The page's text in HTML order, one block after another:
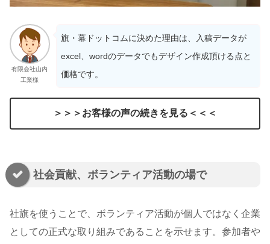
有限会社山内
工業様
旗・幕ドットコムに決めた理由は、入稿データが
excel、wordのデータでもデザイン作成頂ける点と
価格です。
＞＞＞お客様の声の続きを見る＜＜＜
社会貢献、ボランティア活動の場で
社旗を使うことで、ボランティア活動が個人ではなく企業
としての正式な取り組みであることを示せます。参加者や